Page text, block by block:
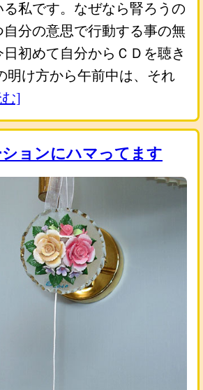
私です。なぜなら腎ろうの
分の意思で行動する事の無
初めて自分からＣＤを聴き
明け方から午前中は、それ
]
ョンにハマってます